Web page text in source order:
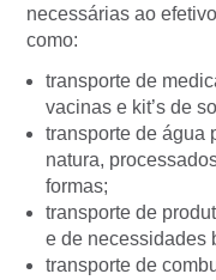
necessárias ao
como:
transporte de
vacinas e kit’s de
transporte de água
natura,
formas;
transporte de
e de necessidades
transporte de